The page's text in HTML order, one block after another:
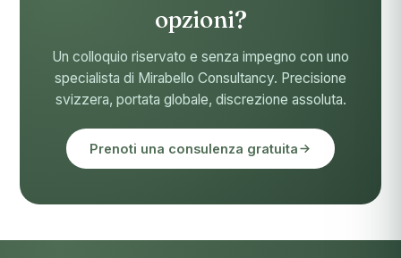
opzioni?
Un colloquio riservato e senza impegno con uno
specialista di Mirabello Consultancy. Precisione
svizzera, portata globale, discrezione assoluta.
Prenoti una consulenza gratuita